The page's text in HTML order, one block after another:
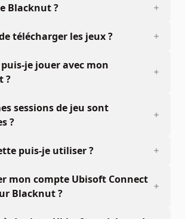
Blacknut ?
télécharger les jeux ?
je jouer avec mon
?
sessions de jeu sont
?
puis-je utiliser ?
mon compte Ubisoft Connect
Blacknut ?